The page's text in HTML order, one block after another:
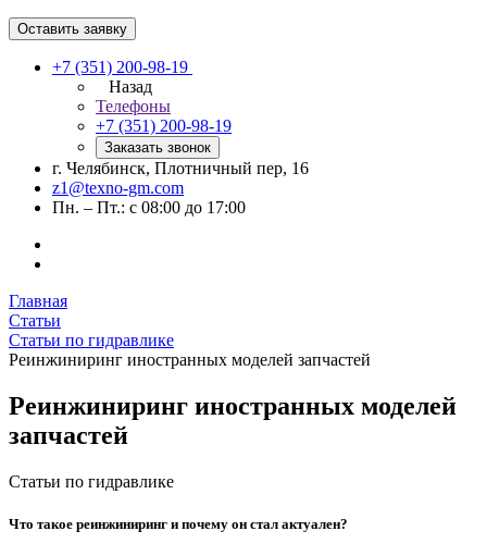
Оставить заявку
+7 (351) 200-98-19
Назад
Телефоны
+7 (351) 200-98-19
Заказать звонок
г. Челябинск, Плотничный пер, 16
z1@texno-gm.com
Пн. – Пт.: с 08:00 до 17:00
Главная
Статьи
Статьи по гидравлике
Реинжиниринг иностранных моделей запчастей
Реинжиниринг иностранных моделей
запчастей
Статьи по гидравлике
Что такое реинжиниринг и почему он стал актуален?